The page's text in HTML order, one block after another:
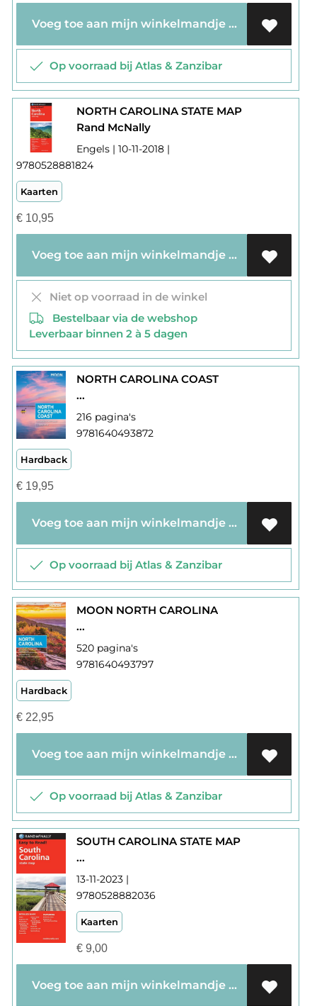
Voeg toe aan mijn winkelmandje
Op voorraad bij Atlas & Zanzibar
NORTH CAROLINA STATE MAP
Rand McNally
Engels | 10-11-2018 |
9780528881824
Kaarten
€10,95
Voeg toe aan mijn winkelmandje
Niet op voorraad in de winkel
Bestelbaar via de webshop
Leverbaar binnen 2 à 5 dagen
NORTH CAROLINA COAST
...
216 pagina's
9781640493872
Hardback
€19,95
Voeg toe aan mijn winkelmandje
Op voorraad bij Atlas & Zanzibar
MOON NORTH CAROLINA
...
520 pagina's
9781640493797
Hardback
€22,95
Voeg toe aan mijn winkelmandje
Op voorraad bij Atlas & Zanzibar
SOUTH CAROLINA STATE MAP
...
13-11-2023 |
9780528882036
Kaarten
€9,00
Voeg toe aan mijn winkelmandje